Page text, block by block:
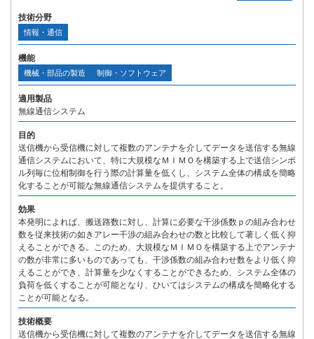
技術分野
情報・通信
機能
機械・部品の製造 制御・ソフトウェア
適用製品
無線通信システム
目的
送信機から受信機に対して複数のアンテナを介してデータを送信する無線
通信システムにおいて、特に大規模なＭＩＭＯを構築する上で送信シンボ
ル列毎に位相制御を行う際の計算量を低くし、システム全体の構成を簡略
化することが可能な無線通信システムを提供すること。
効果
本発明によれば、搬送路数に対し、計算に必要な干渉係数ｐの組み合わせ
数を従来技術の如きアレー干渉の組み合わせの数と比較して著しく低く抑
えることができる。このため、大規模なＭＩＭＯを構築する上でアンテナ
の数が非常に多いものであっても、干渉係数の組み合わせ数をより低く抑
えることができ、計算量を少なくすることができるため、システム全体の
負荷を低くすることが可能となり、ひいてはシステムの構成を簡略化する
ことが可能となる。
技術概要
送信機から受信機に対して複数のアンテナを介してデータを送信する無線